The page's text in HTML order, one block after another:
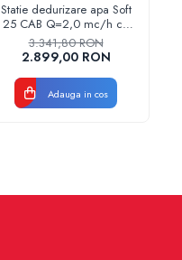
Statie dedurizare apa Soft
25 CAB Q=2,0 mc/h cu
by-pass
AQUA09110025020
Aquapur Valhoh Valrom
3.341,80 RON
2.899,00 RON
Adauga in cos